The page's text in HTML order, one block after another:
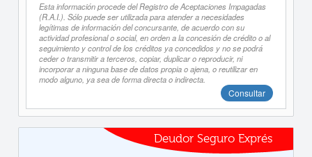
Esta información procede del Registro de Aceptaciones Impagadas
(R.A.I.). Sólo puede ser utilizada para atender a necesidades
legítimas de información del concursante, de acuerdo con su
actividad profesional o social, en orden a la concesión de crédito o al
seguimiento y control de los créditos ya concedidos y no se podrá
ceder o transmitir a terceros, copiar, duplicar o reproducir, ni
incorporar a ninguna base de datos propia o ajena, o reutilizar en
modo alguno, ya sea de forma directa o indirecta.
Consultar
Deudor Seguro Exprés